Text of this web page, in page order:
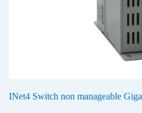
INet4 Switch non manageable